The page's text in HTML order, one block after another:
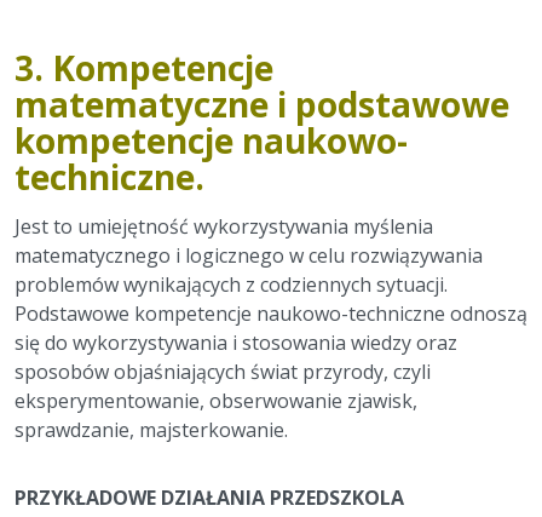
3. Kompetencje
matematyczne i podstawowe
kompetencje naukowo-
techniczne.
Jest to umiejętność wykorzystywania myślenia
matematycznego i logicznego w celu rozwiązywania
problemów wynikających z codziennych sytuacji.
Podstawowe kompetencje naukowo-techniczne odnoszą
się do wykorzystywania i stosowania wiedzy oraz
sposobów objaśniających świat przyrody, czyli
eksperymentowanie, obserwowanie zjawisk,
sprawdzanie, majsterkowanie.
PRZYKŁADOWE DZIAŁANIA PRZEDSZKOLA